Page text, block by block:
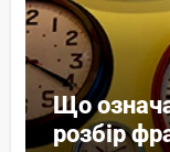
Що
розбір